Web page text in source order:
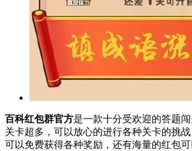
百科红包群官方是一款十分受欢迎的答题
关卡超多，可以放心的进行各种关卡的挑
可以免费获得各种奖励，还有海量的红包